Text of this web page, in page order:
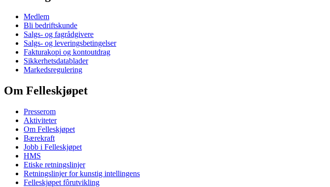
Medlem
Bli bedriftskunde
Salgs- og fagrådgivere
Salgs- og leveringsbetingelser
Fakturakopi og kontoutdrag
Sikkerhetsdatablader
Markedsregulering
Om Felleskjøpet
Presserom
Aktiviteter
Om Felleskjøpet
Bærekraft
Jobb i Felleskjøpet
HMS
Etiske retningslinjer
Retningslinjer for kunstig intellingens
Felleskjøpet fôrutvikling